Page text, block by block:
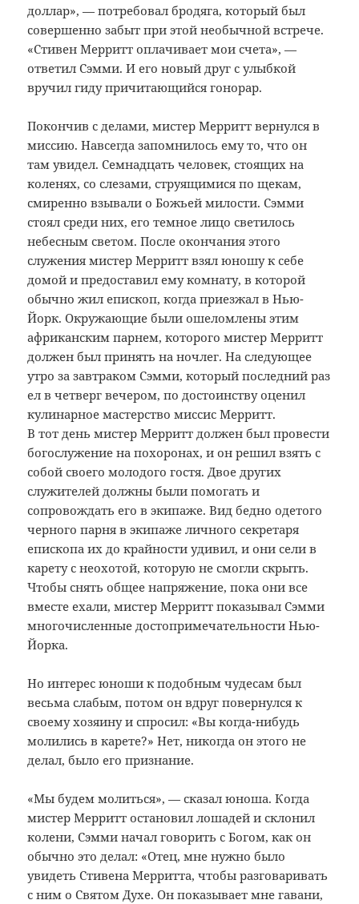
доллар», — потребовал бродяга, который был
совершенно забыт при этой необычной встрече.
«Стивен Мерритт оплачивает мои счета», —
ответил Сэмми. И его новый друг с улыбкой
вручил гиду причитающийся гонорар.
Покончив с делами, мистер Мерритт вернулся в
миссию. Навсегда запомнилось ему то, что он
там увидел. Семнадцать человек, стоящих на
коленях, со слезами, струящимися по щекам,
смиренно взывали о Божьей милости. Сэмми
стоял среди них, его темное лицо светилось
небесным светом. После окончания этого
служения мистер Мерритт взял юношу к себе
домой и предоставил ему комнату, в которой
обычно жил епископ, когда приезжал в Нью-
Йорк. Окружающие были ошеломлены этим
африканским парнем, которого мистер Мерритт
должен был принять на ночлег. На следующее
утро за завтраком Сэмми, который последний раз
ел в четверг вечером, по достоинству оценил
кулинарное мастерство миссис Мерритт.
В тот день мистер Мерритт должен был провести
богослужение на похоронах, и он решил взять с
собой своего молодого гостя. Двое других
служителей должны были помогать и
сопровождать его в экипаже. Вид бедно одетого
черного парня в экипаже личного секретаря
епископа их до крайности удивил, и они сели в
карету с неохотой, которую не смогли скрыть.
Чтобы снять общее напряжение, пока они все
вместе ехали, мистер Мерритт показывал Сэмми
многочисленные достопримечательности Нью-
Йорка.
Но интерес юноши к подобным чудесам был
весьма слабым, потом он вдруг повернулся к
своему хозяину и спросил: «Вы когда-нибудь
молились в карете?» Нет, никогда он этого не
делал, было его признание.
«Мы будем молиться», — сказал юноша. Когда
мистер Мерритт остановил лошадей и склонил
колени, Сэмми начал говорить с Богом, как он
обычно это делал: «Отец, мне нужно было
увидеть Стивена Мерритта, чтобы разговаривать
с ним о Святом Духе. Он показывает мне гавани,